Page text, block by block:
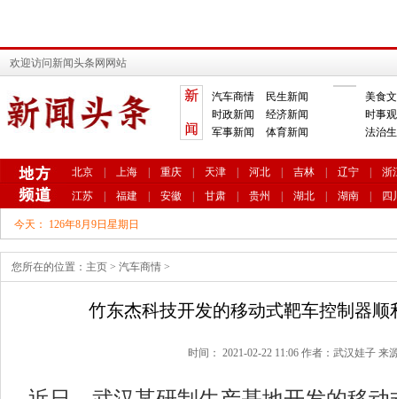
欢迎访问新闻头条网网站
汽车商情
民生新闻
时政新闻
经济新闻
军事新闻
体育新闻
美食
时事
法治
北京 上海 重庆 天津 河北 吉林 辽宁
浙
江苏
福建 安徽 甘肃 贵州 湖北 湖南 四
今天： 126年8月9日星期日
您所在的位置： 主页 > 汽车商情 >
竹东杰科技开发的移动式靶车控制器顺
时间： 2021-02-22 11:06 作者：武汉娃子 来